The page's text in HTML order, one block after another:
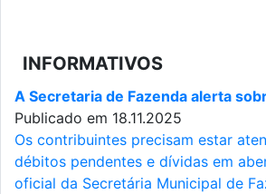
INFORMATIVOS
A Secretaria de Fazenda alerta
Publicado em 18.11.2025
Os contribuintes precisam estar
débitos pendentes e dívidas em
oficial da Secretária Municipal de